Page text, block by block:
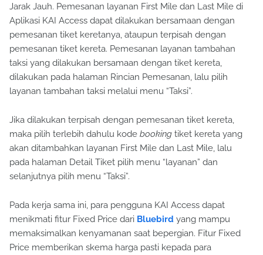
Jarak Jauh. Pemesanan layanan First Mile dan Last Mile di
Aplikasi KAI Access dapat dilakukan bersamaan dengan
pemesanan tiket keretanya, ataupun terpisah dengan
pemesanan tiket kereta. Pemesanan layanan tambahan
taksi yang dilakukan bersamaan dengan tiket kereta,
dilakukan pada halaman Rincian Pemesanan, lalu pilih
layanan tambahan taksi melalui menu “Taksi”.
Jika dilakukan terpisah dengan pemesanan tiket kereta,
maka pilih terlebih dahulu kode booking tiket kereta yang
akan ditambahkan layanan First Mile dan Last Mile, lalu
pada halaman Detail Tiket pilih menu “layanan” dan
selanjutnya pilih menu “Taksi”.
Pada kerja sama ini, para pengguna KAI Access dapat
menikmati fitur Fixed Price dari Bluebird yang mampu
memaksimalkan kenyamanan saat bepergian. Fitur Fixed
Price memberikan skema harga pasti kepada para